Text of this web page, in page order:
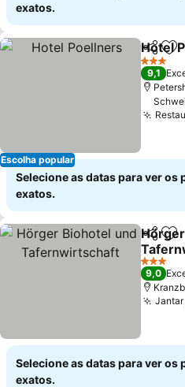
exatos.
Escolha popular
Hotel
3 Estrelas
9,1
Selecione as datas para ver os
exatos.
Partilhar
3 Estrelas
9,0
Jantar
Selecione as datas para ver os
exatos.